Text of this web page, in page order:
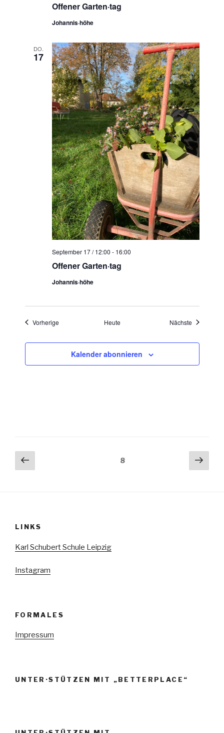
Offener Garten·tag
Johannis·höhe
DO.
17
Offener Garten·tag
September 17 / 12:00 - 16:00
Johannis·höhe
VorherigeVeranstaltungen Heute Nächste
Kalender abonnieren
Seitennummerierung
der
Vorherige
Seite
8
LINKS
Karl Schubert Schule Leipzig
Instagram
FORMALES
Impressum
UNTER·STÜTZEN MIT „BETTERPLACE“